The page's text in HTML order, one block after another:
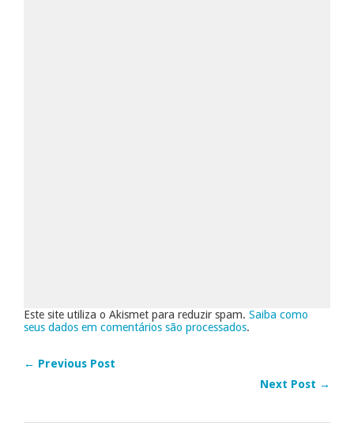
Este site utiliza o Akismet para reduzir spam. Saiba como
seus dados em comentários são processados.
← Previous Post
Next Post →